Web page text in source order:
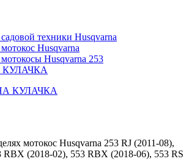
техники Husqvarna
Husqvarna
Husqvarna 253
мотокос Husqvarna 253 RJ (2011-08),
RBX (2018-02), 553 RBX (2018-06), 553 RS